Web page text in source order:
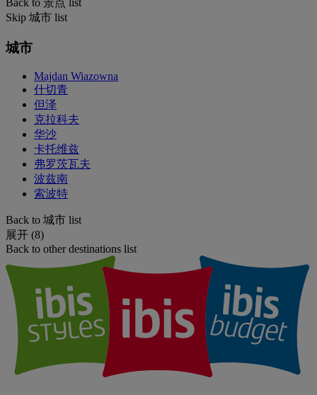
Back to 景点 list
Skip 城市 list
城市
Majdan Wiazowna
什切青
但泽
克拉科夫
华沙
卡托维兹
弗罗茨瓦夫
波兹南
索波特
Back to 城市 list
展开 (8)
Back to other destinations list